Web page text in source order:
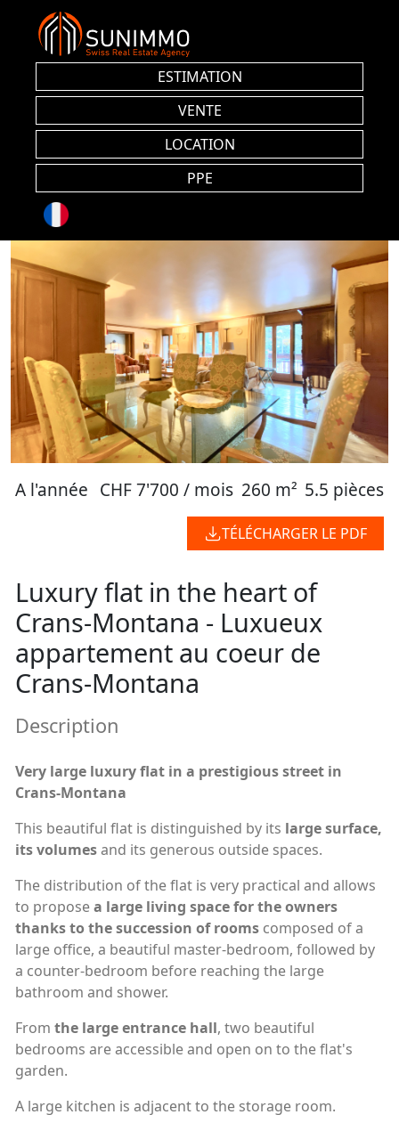
ESTIMATION
VENTE
LOCATION
PPE
A l'année CHF 7'700 / mois 260 m² 5.5 pièces
TÉLÉCHARGER LE PDF
Luxury flat in the heart of
Crans-Montana - Luxueux
appartement au coeur de
Crans-Montana
Description
Very large luxury flat in a prestigious street in
Crans-Montana
This beautiful flat is distinguished by its large surface,
its volumesand its generous outside spaces.
The distribution of the flat is very practical and allows
to proposea large living space for the owners
thanks to the succession of rooms composed of a
large office, a beautiful master-bedroom, followed by
a counter-bedroom before reaching the large
bathroom and shower.
From the large entrance hall, two beautiful
bedrooms are accessible and open on to the flat's
garden.
A large kitchen is adjacent to the storage room.